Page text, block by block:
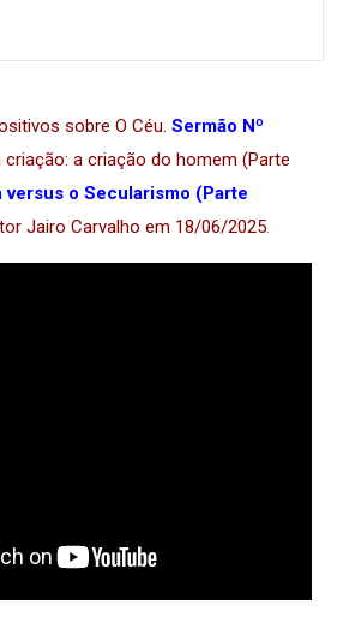
sobre O Céu. Sermão Nº
a criação do homem (Parte
versus o Secularismo (Parte
Jairo Carvalho em 18/06/2025.